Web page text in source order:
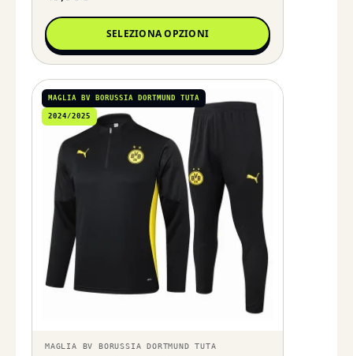
SELEZIONA OPZIONI
MAGLIA BV BORUSSIA DORTMUND TUTA
2024/2025
MAGLIA BV BORUSSIA DORTMUND TUTA